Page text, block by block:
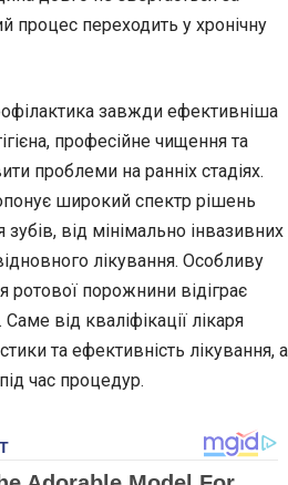
процес переходить у хронічну
завжди ефективніша
професійне чищення та
проблеми на ранніх стадіях.
широкий спектр рішень
від мінімально інвазивних
лікування. Особливу
ротової порожнини відіграє
Саме від кваліфікації лікаря
та ефективність лікування, а
час процедур.